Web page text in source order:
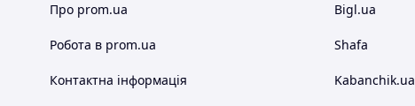
Про prom.ua
Робота в prom.ua
Контактна інформація
Bigl.ua
Shafa
Kabanchik.ua